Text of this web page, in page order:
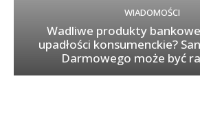
WIADOMOŚCI
Wadliwe produkty
upadłości konsumenckie?
Darmowego może być